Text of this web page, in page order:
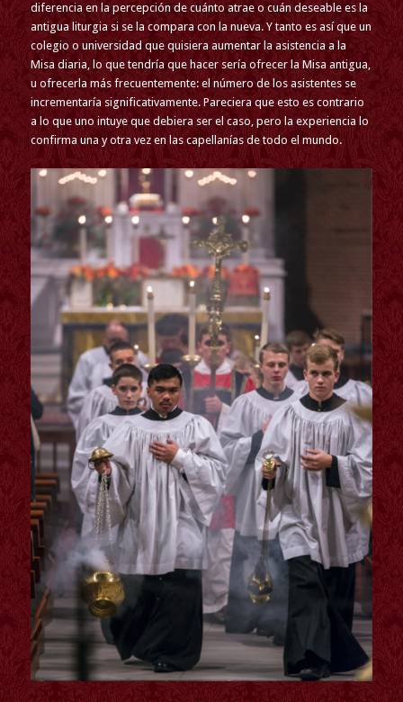
diferencia en la percepción de cuánto atrae o cuán deseable es la
antigua liturgia si se la compara con la nueva. Y tanto es así que un
colegio o universidad que quisiera aumentar la asistencia a la
Misa diaria, lo que tendría que hacer sería ofrecer la Misa antigua,
u ofrecerla más frecuentemente: el número de los asistentes se
incrementaría significativamente. Pareciera que esto es contrario
a lo que uno intuye que debiera ser el caso, pero la experiencia lo
confirma una y otra vez en las capellanías de todo el mundo.